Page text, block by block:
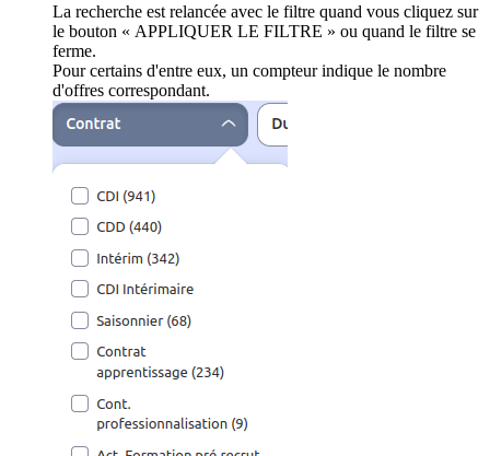
La recherche est relancée avec le filtre quand vous cliquez sur
le bouton « APPLIQUER LE FILTRE » ou quand le filtre se
ferme.
Pour certains d'entre eux, un compteur indique le nombre
d'offres correspondant.